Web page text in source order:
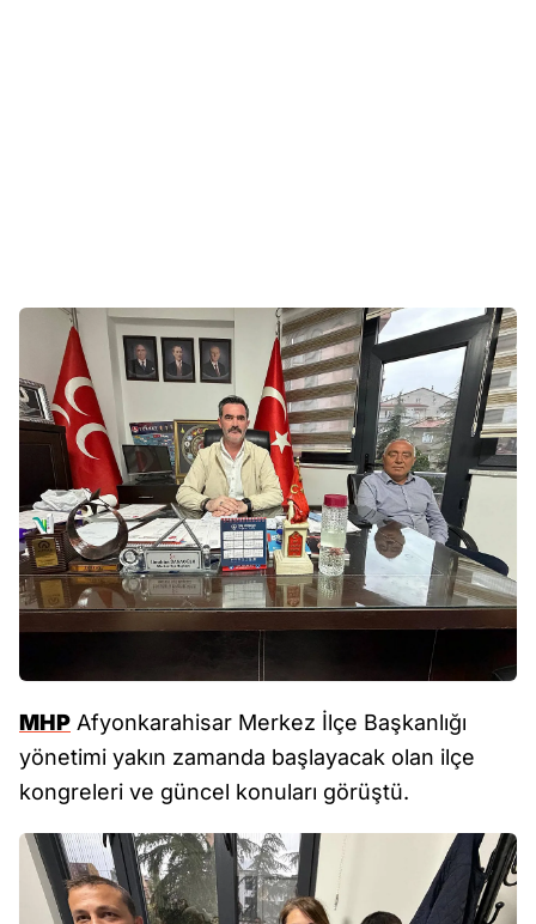
MHP Afyonkarahisar Merkez İlçe Başkanlığı
yönetimi yakın zamanda başlayacak olan ilçe
kongreleri ve güncel konuları görüştü.